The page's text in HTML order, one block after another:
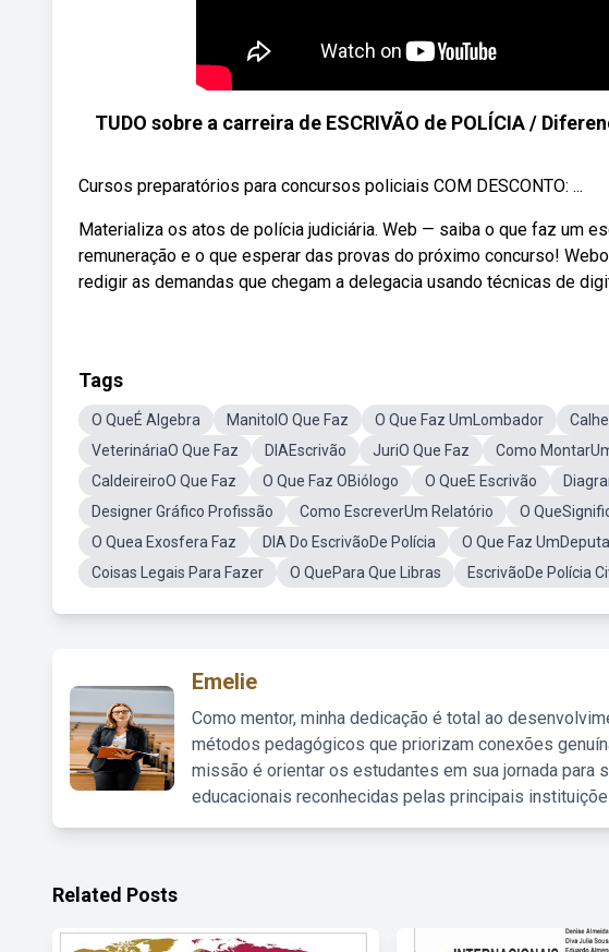
TUDO sobre a carreira de ESCRIVÃO de POLÍCIA /
Cursos preparatórios para concursos policiais COM DESCONTO: ...
Materializa os atos de polícia judiciária. Web — saiba o que faz um
remuneração e o que esperar das provas do próximo concurso!
redigir as demandas que chegam a delegacia usando técnicas de
Tags
O QueÉ Algebra ManitolO Que Faz O Que Faz UmLombador
VeterináriaO Que Faz
DIAEscrivão JuriO Que Faz Como
CaldeireiroO Que Faz
O Que Faz OBiólogo O QueE Escrivão
Designer Gráfico Profissão
Como EscreverUm Relatório O
O Quea Exosfera Faz
DIA Do EscrivãoDe Polícia O Que Faz
Coisas Legais Para Fazer
O QuePara Que Libras EscrivãoDe Polícia
Emelie
Como mentor, minha dedicação é total ao
métodos pedagógicos que priorizam conexões
missão é orientar os estudantes em sua jornada para
educacionais reconhecidas pelas principais
Related Posts